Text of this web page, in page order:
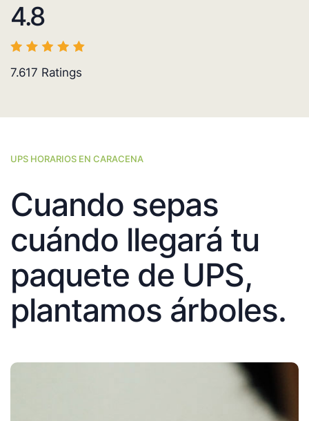
4.8
7.617 Ratings
UPS HORARIOS EN CARACENA
Cuando sepas
cuándo llegará tu
paquete de UPS,
plantamos árboles.